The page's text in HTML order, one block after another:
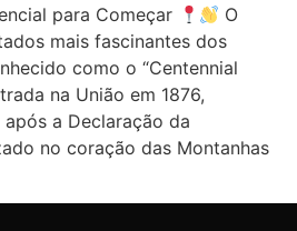
para Começar
O
mais fascinantes dos
como o “Centennial
na União em 1876,
a Declaração da
no coração das Montanhas